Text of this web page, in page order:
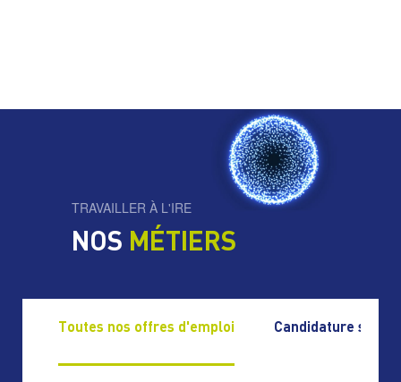
TRAVAILLER À L'IRE
NOS MÉTIERS
Toutes nos offres d'emploi Candidature